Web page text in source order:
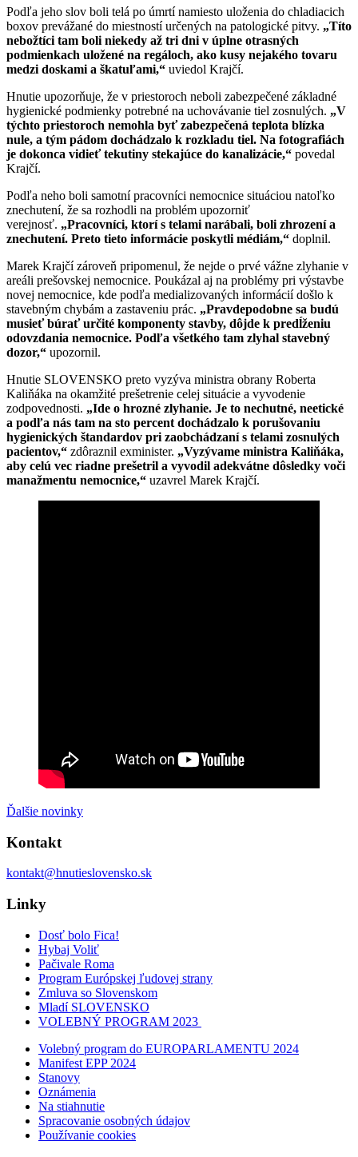
Podľa jeho slov boli telá po úmrtí namiesto uloženia do chladiacich
boxov prevážané do miestností určených na patologické pitvy. „Títo
nebožtíci tam boli niekedy až tri dni v úplne otrasných
podmienkach uložené na regáloch, ako kusy nejakého tovaru
medzi doskami a škatuľami,“ uviedol Krajčí.
Hnutie upozorňuje, že v priestoroch neboli zabezpečené základné
hygienické podmienky potrebné na uchovávanie tiel zosnulých. „V
týchto priestoroch nemohla byť zabezpečená teplota blízka
nule, a tým pádom dochádzalo k rozkladu tiel. Na fotografiách
je dokonca vidieť tekutiny stekajúce do kanalizácie,“ povedal
Krajčí.
Podľa neho boli samotní pracovníci nemocnice situáciou natoľko
znechutení, že sa rozhodli na problém upozorniť
verejnosť. „Pracovníci, ktorí s telami narábali, boli zhrození a
znechutení. Preto tieto informácie poskytli médiám,“ doplnil.
Marek Krajčí zároveň pripomenul, že nejde o prvé vážne zlyhanie v
areáli prešovskej nemocnice. Poukázal aj na problémy pri výstavbe
novej nemocnice, kde podľa medializovaných informácií došlo k
stavebným chybám a zastaveniu prác. „Pravdepodobne sa budú
musieť búrať určité komponenty stavby, dôjde k predĺženiu
odovzdania nemocnice. Podľa všetkého tam zlyhal stavebný
dozor,“ upozornil.
Hnutie SLOVENSKO preto vyzýva ministra obrany Roberta
Kaliňáka na okamžité prešetrenie celej situácie a vyvodenie
zodpovednosti. „Ide o hrozné zlyhanie. Je to nechutné, neetické
a podľa nás tam na sto percent dochádzalo k porušovaniu
hygienických štandardov pri zaobchádzaní s telami zosnulých
pacientov,“ zdôraznil exminister. „Vyzývame ministra Kaliňáka,
aby celú vec riadne prešetril a vyvodil adekvátne dôsledky voči
manažmentu nemocnice,“ uzavrel Marek Krajčí.
Ďalšie novinky
Kontakt
kontakt@hnutieslovensko.sk
Linky
Dosť bolo Fica!
Hybaj Voliť
Pačivale Roma
Program Európskej ľudovej strany
Zmluva so Slovenskom
Mladí SLOVENSKO
VOLEBNÝ PROGRAM 2023
Volebný program do EUROPARLAMENTU 2024
Manifest EPP 2024
Stanovy
Oznámenia
Na stiahnutie
Spracovanie osobných údajov
Používanie cookies